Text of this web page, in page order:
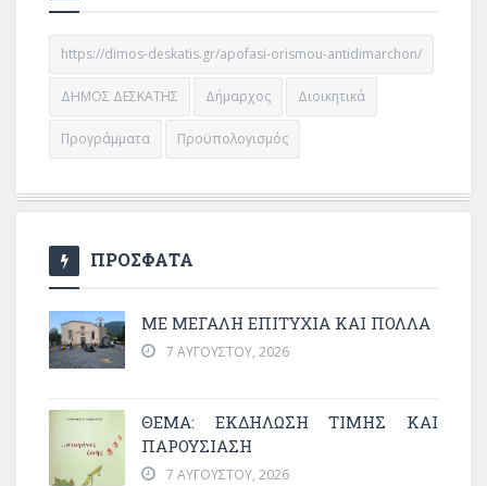
https://dimos-deskatis.gr/apofasi-orismou-antidimarchon/
ΔΗΜΟΣ ΔΕΣΚΑΤΗΣ Δήμαρχος Διοικητικά
Προγράμματα Προϋπολογισμός
ΠΡΟΣΦΑΤΑ
ΜΕ ΜΕΓΆΛΗ ΕΠΙΤΥΧΊΑ ΚΑΙ ΠΟΛΛΆ
7 ΑΥΓΟΎΣΤΟΥ, 2026
ΘΈΜΑ: ΕΚΔΉΛΩΣΗ ΤΙΜΉΣ ΚΑΙ
ΠΑΡΟΥΣΊΑΣΗ
7 ΑΥΓΟΎΣΤΟΥ, 2026